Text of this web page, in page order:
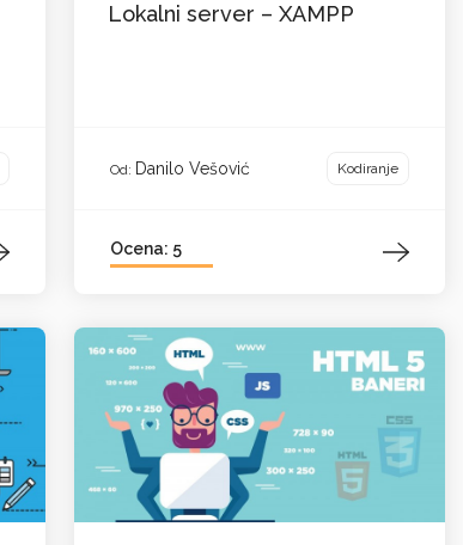
Lokalni server – XAMPP
Od: Danilo Vešović Kodiranje
Ocena: 5